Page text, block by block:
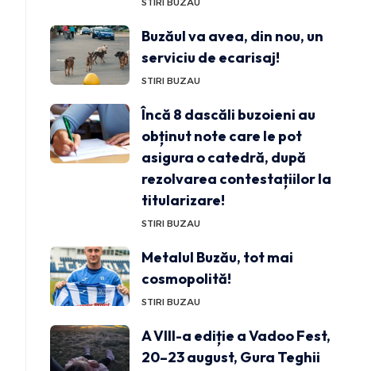
STIRI BUZAU
Buzăul va avea, din nou, un
serviciu de ecarisaj!
STIRI BUZAU
Încă 8 dascăli buzoieni au
obținut note care le pot
asigura o catedră, după
rezolvarea contestațiilor la
titularizare!
STIRI BUZAU
Metalul Buzău, tot mai
cosmopolită!
STIRI BUZAU
A VIII-a ediție a Vadoo Fest,
20–23 august, Gura Teghii